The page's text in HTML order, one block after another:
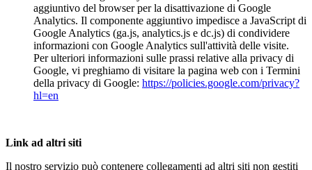
aggiuntivo del browser per la disattivazione di Google
Analytics. Il componente aggiuntivo impedisce a JavaScript di
Google Analytics (ga.js, analytics.js e dc.js) di condividere
informazioni con Google Analytics sull'attività delle visite.
Per ulteriori informazioni sulle prassi relative alla privacy di
Google, vi preghiamo di visitare la pagina web con i Termini
della privacy di Google: https://policies.google.com/privacy?
hl=en
Link ad altri siti
Il nostro servizio può contenere collegamenti ad altri siti non gestiti